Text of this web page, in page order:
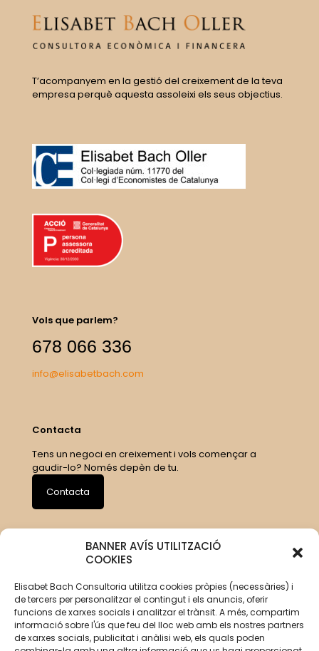
BANNER AVÍS UTILITZACIÓ
COOKIES
Elisabet Bach Consultoria utilitza cookies pròpies (necessàries) i
de tercers per personalitzar el contingut i els anuncis, oferir
funcions de xarxes socials i analitzar el trànsit. A més, compartim
informació sobre l'ús que feu del lloc web amb els nostres partners
de xarxes socials, publicitat i anàlisi web, els quals poden
T’acompanyem en la gestió del creixement de la teva
empresa perquè aquesta assoleixi els seus objectius.
Vols que parlem?
678 066 336
info@elisabetbach.com
Contacta
Tens un negoci en creixement i vols començar a
gaudir-lo? Només depèn de tu.
Contacta